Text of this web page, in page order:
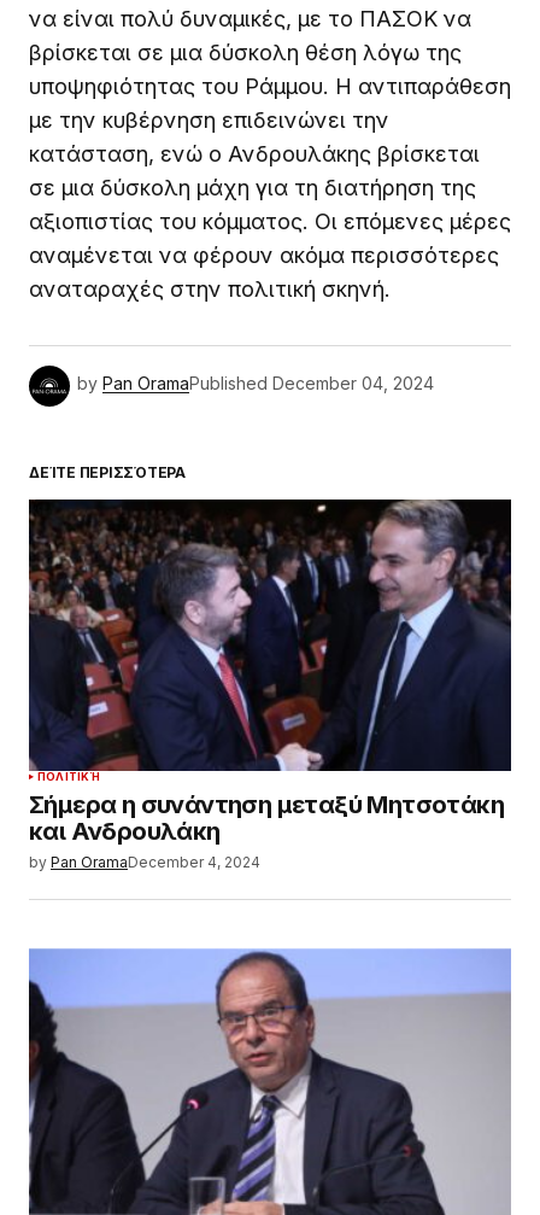
να είναι πολύ δυναμικές, με το ΠΑΣΟΚ να
βρίσκεται σε μια δύσκολη θέση λόγω της
υποψηφιότητας του Ράμμου. Η αντιπαράθεση
με την κυβέρνηση επιδεινώνει την
κατάσταση, ενώ ο Ανδρουλάκης βρίσκεται
σε μια δύσκολη μάχη για τη διατήρηση της
αξιοπιστίας του κόμματος. Οι επόμενες μέρες
αναμένεται να φέρουν ακόμα περισσότερες
αναταραχές στην πολιτική σκηνή.
by Pan OramaPublished December 04, 2024
ΔΕΊΤΕ ΠΕΡΙΣΣΌΤΕΡΑ
ΠΟΛΙΤΙΚΉ
Σήμερα η συνάντηση μεταξύ Μητσοτάκη
και Ανδρουλάκη
by Pan OramaDecember 4, 2024